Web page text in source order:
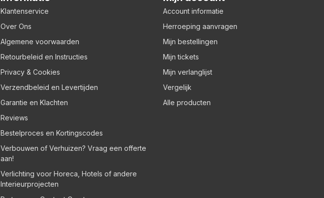
Klantenservice
Over Ons
Algemene voorwaarden
Retourbeleid en Instructies
Privacy & Cookies
Verzendbeleid en Levertijden
Garantie en Klachten
Reviews
Bestelproces en Kortingscodes
Verbouwen of Verhuizen? Vraag een offerte
aan!
Verlichting voor Horeca, Hotels of andere
Interieurprojecten
Account informatie
Herroeping aanvragen
Mijn bestellingen
Mijn tickets
Mijn verlanglijst
Vergelijk
Alle producten